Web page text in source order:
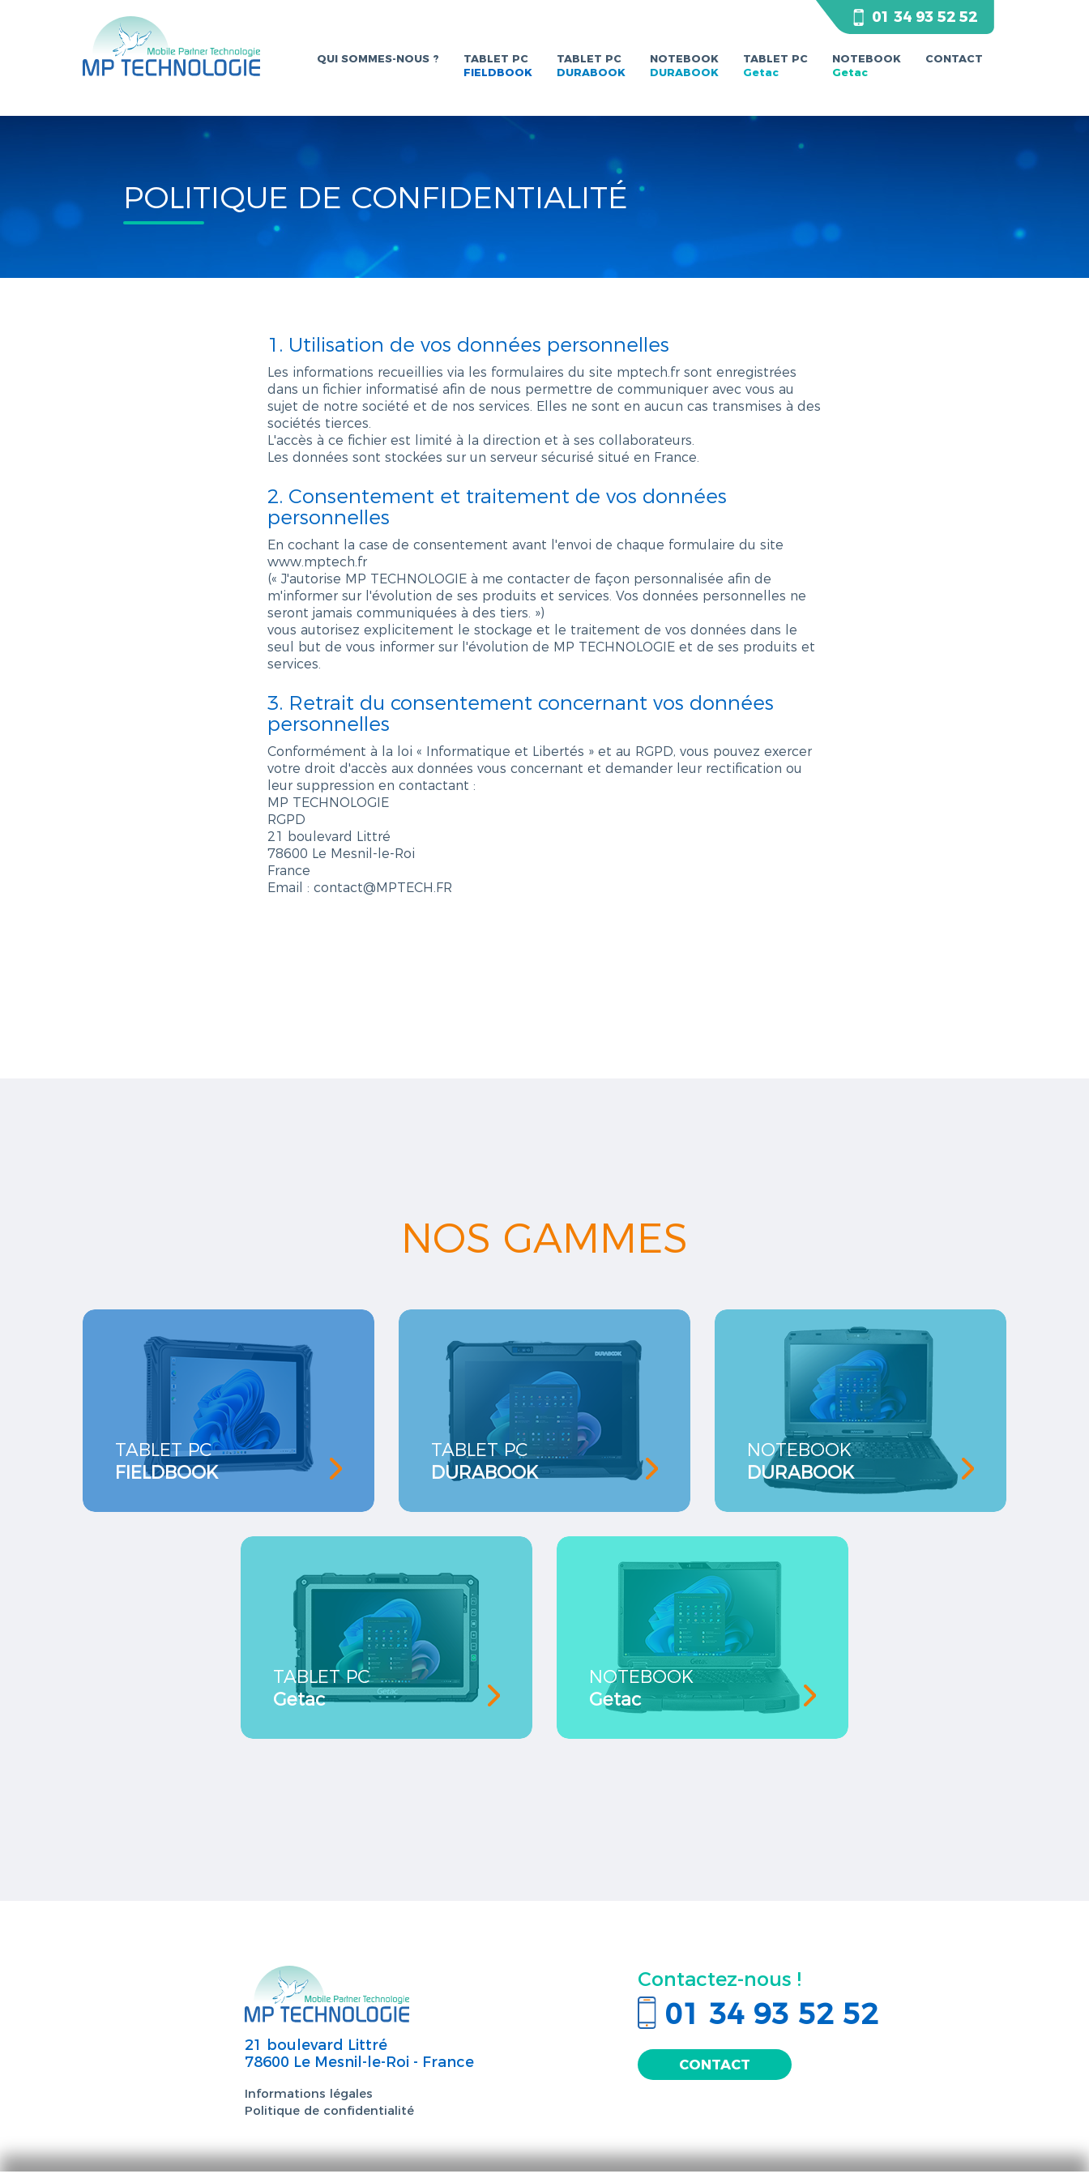
01 34 93 52 52
QUI SOMMES-NOUS ?
TABLET PC
FIELDBOOK
TABLET PC
DURABOOK
NOTEBOOK
DURABOOK
TABLET PC
Getac
NOTEBOOK
Getac
CONTACT
POLITIQUE DE CONFIDENTIALITÉ
1. Utilisation de vos données personnelles
Les informations recueillies via les formulaires du site mptech.fr sont enregistrées
dans un fichier informatisé afin de nous permettre de communiquer avec vous au
sujet de notre société et de nos services. Elles ne sont en aucun cas transmises à des
sociétés tierces.
L'accès à ce fichier est limité à la direction et à ses collaborateurs.
Les données sont stockées sur un serveur sécurisé situé en France.
2. Consentement et traitement de vos données
personnelles
En cochant la case de consentement avant l'envoi de chaque formulaire du site
www.mptech.fr
(« J'autorise MP TECHNOLOGIE à me contacter de façon personnalisée afin de
m'informer sur l'évolution de ses produits et services. Vos données personnelles ne
seront jamais communiquées à des tiers. »)
vous autorisez explicitement le stockage et le traitement de vos données dans le
seul but de vous informer sur l'évolution de MP TECHNOLOGIE et de ses produits et
services.
3. Retrait du consentement concernant vos données
personnelles
Conformément à la loi « Informatique et Libertés » et au RGPD, vous pouvez exercer
votre droit d'accès aux données vous concernant et demander leur rectification ou
leur suppression en contactant :
MP TECHNOLOGIE
RGPD
21 boulevard Littré
78600 Le Mesnil-le-Roi
France
Email : contact@MPTECH.FR
NOS GAMMES
TABLET PC
FIELDBOOK
TABLET PC
DURABOOK
NOTEBOOK
DURABOOK
TABLET PC
Getac
NOTEBOOK
Getac
21 boulevard Littré
78600 Le Mesnil-le-Roi - France
Informations légales
Politique de confidentialité
Contactez-nous !
01 34 93 52 52
CONTACT